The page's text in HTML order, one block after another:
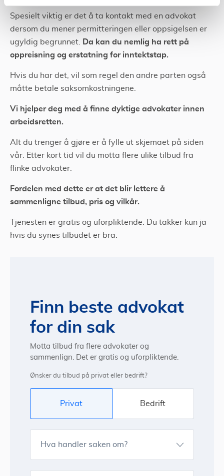
Spesielt viktig er det å ta kontakt med en advokat
dersom du mener permitteringen eller oppsigelsen er
ugyldig begrunnet. Da kan du nemlig ha rett på
oppreisning og erstatning for inntektstap.
Hvis du har det, vil som regel den andre parten også
måtte betale saksomkostningene.
Vi hjelper deg med å finne dyktige advokater innen
arbeidsretten.
Alt du trenger å gjøre er å fylle ut skjemaet på siden
vår. Etter kort tid vil du motta flere ulike tilbud fra
flinke advokater.
Fordelen med dette er at det blir lettere å
sammenligne tilbud, pris og vilkår.
Tjenesten er gratis og uforpliktende. Du takker kun ja
hvis du synes tilbudet er bra.
Finn beste advokat
for din sak
Motta tilbud fra flere advokater og
sammenlign. Det er gratis og uforpliktende.
Ønsker du tilbud på privat eller bedrift?
Privat Bedrift
Hva handler saken om?